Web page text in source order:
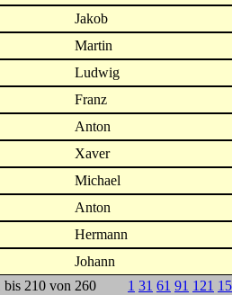
Jakob
Martin
Ludwig
Franz
Anton
Xaver
Michael
Anton
Hermann
Johann
bis 210 von 260 1 31 61 91 121